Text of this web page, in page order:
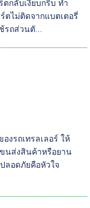
ตกลับเงียบกริบ ทำ
ตไม่ติดจากแบตเตอรี่
รถส่วนตั...
งรถเทรลเลอร์ ให้
นส่งสินค้าหรือยาน
ลอดภัยคือหัวใจ